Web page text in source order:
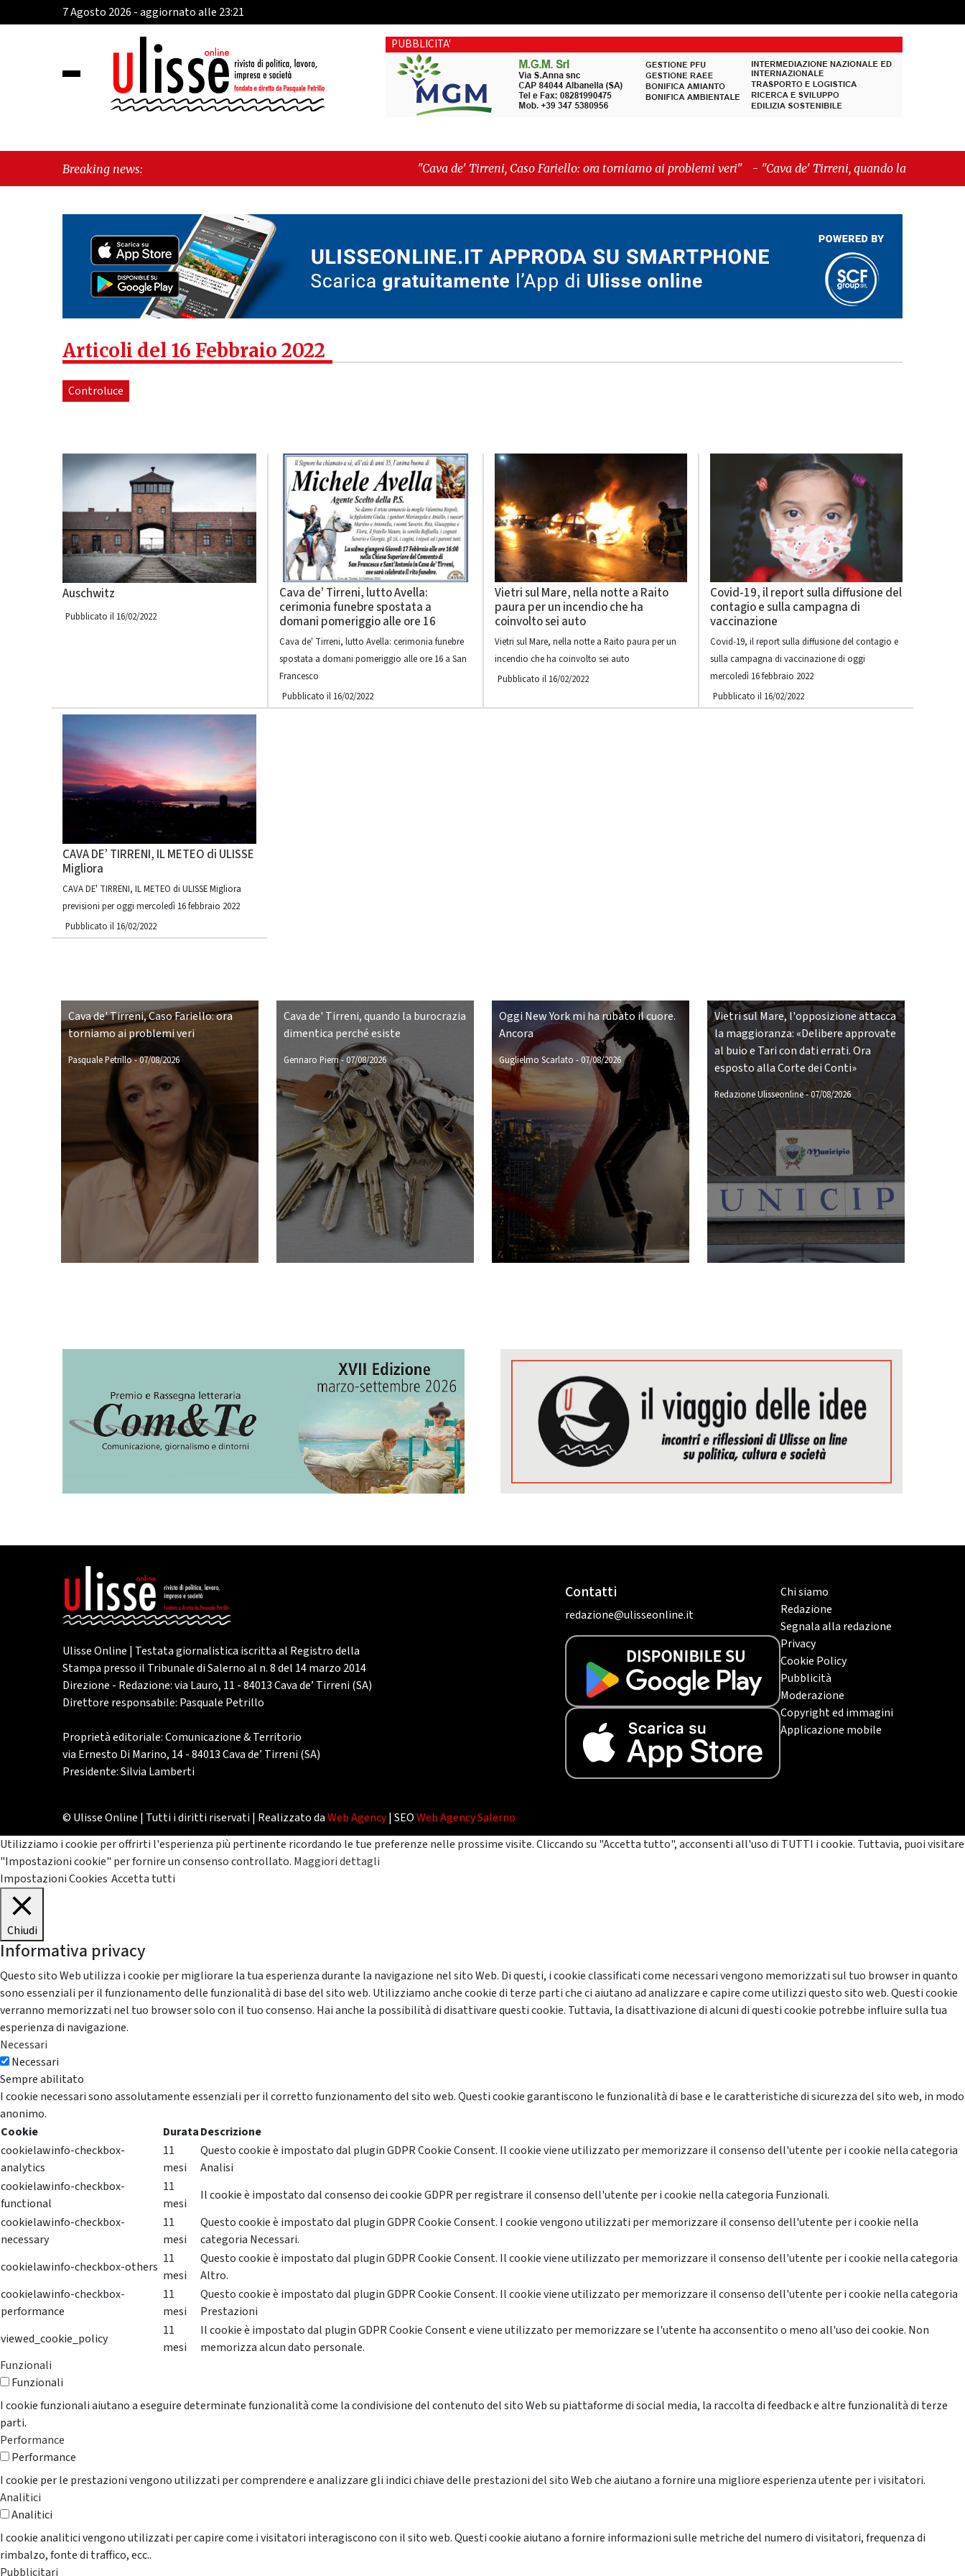
7 Agosto 2026 - aggiornato alle 23:21
PUBBLICITA'
Breaking news: "Cava de' Tirreni, Caso Fariello: ora torniamo ai problemi veri" -"Cava de' Tirreni, quando la burocrazia dimentica
perché esiste"
Articoli del 16 Febbraio 2022
Controluce
Auschwitz
Pubblicato il 16/02/2022
Cava de’ Tirreni, lutto Avella:
cerimonia funebre spostata a
domani pomeriggio alle ore 16
Cava de' Tirreni, lutto Avella: cerimonia funebre
spostata a domani pomeriggio alle ore 16 a San
Francesco
Pubblicato il 16/02/2022
Vietri sul Mare, nella notte a Raito
paura per un incendio che ha
coinvolto sei auto
Vietri sul Mare, nella notte a Raito paura per un
incendio che ha coinvolto sei auto
Pubblicato il 16/02/2022
Covid-19, il report sulla diffusione del
contagio e sulla campagna di
vaccinazione
Covid-19, il report sulla diffusione del contagio e
sulla campagna di vaccinazione di oggi
mercoledì 16 febbraio 2022
Pubblicato il 16/02/2022
CAVA DE’ TIRRENI, IL METEO di ULISSE
Migliora
CAVA DE' TIRRENI, IL METEO di ULISSE Migliora
previsioni per oggi mercoledì 16 febbraio 2022
Pubblicato il 16/02/2022
Cava de' Tirreni, Caso Fariello: ora
torniamo ai problemi veri
Pasquale Petrillo-07/08/2026
Cava de' Tirreni, quando la burocrazia
dimentica perché esiste
Gennaro Pierri- 07/08/2026
Oggi New York mi ha rubato il cuore.
Ancora
Guglielmo Scarlato -07/08/2026
Vietri sul Mare, l'opposizione attacca
la maggioranza: «Delibere approvate
al buio e Tari con dati errati. Ora
esposto alla Corte dei Conti»
Redazione Ulisseonline-07/08/2026
Ulisse Online | Testata giornalistica iscritta al Registro della
Stampa presso il Tribunale di Salerno al n. 8 del 14 marzo 2014
Direzione - Redazione: via Lauro, 11 - 84013 Cava de’ Tirreni (SA)
Direttore responsabile: Pasquale Petrillo
Proprietà editoriale: Comunicazione & Territorio
via Ernesto Di Marino, 14 - 84013 Cava de’ Tirreni (SA)
Presidente: Silvia Lamberti
Contatti
redazione@ulisseonline.it
Chi siamo
Redazione
Segnala alla redazione
Privacy
Cookie Policy
Pubblicità
Moderazione
Copyright ed immagini
Applicazione mobile
© Ulisse Online | Tutti i diritti riservati | Realizzato daWeb Agency| SEOWeb Agency Salerno
Utilizziamo i cookie per offrirti l'esperienza più pertinente ricordando le tue preferenze nelle prossime visite. Cliccando su "Accetta tutto", acconsenti all'uso di TUTTI i cookie. Tuttavia, puoi visitare
"Impostazioni cookie" per fornire un consenso controllato. Maggiori dettagli
Impostazioni Cookies Accetta tutti
Chiudi
Informativa privacy
Questo sito Web utilizza i cookie per migliorare la tua esperienza durante la navigazione nel sito Web. Di questi, i cookie classificati come necessari vengono memorizzati sul tuo browser in quanto
sono essenziali per il funzionamento delle funzionalità di base del sito web. Utilizziamo anche cookie di terze parti che ci aiutano ad analizzare e capire come utilizzi questo sito web. Questi cookie
verranno memorizzati nel tuo browser solo con il tuo consenso. Hai anche la possibilità di disattivare questi cookie. Tuttavia, la disattivazione di alcuni di questi cookie potrebbe influire sulla tua
esperienza di navigazione.
Necessari
Necessari
Sempre abilitato
I cookie necessari sono assolutamente essenziali per il corretto funzionamento del sito web. Questi cookie garantiscono le funzionalità di base e le caratteristiche di sicurezza del sito web, in modo
anonimo.
Cookie
DurataDescrizione
cookielawinfo-checkbox-
analytics
11
mesi
Questo cookie è impostato dal plugin GDPR Cookie Consent. Il cookie viene utilizzato per memorizzare il consenso dell'utente per i cookie nella categoria
Analisi
cookielawinfo-checkbox-
functional
11
mesi
Il cookie è impostato dal consenso dei cookie GDPR per registrare il consenso dell'utente per i cookie nella categoria Funzionali.
cookielawinfo-checkbox-
necessary
11
mesi
Questo cookie è impostato dal plugin GDPR Cookie Consent. I cookie vengono utilizzati per memorizzare il consenso dell'utente per i cookie nella
categoria Necessari.
cookielawinfo-checkbox-others
11
mesi
Questo cookie è impostato dal plugin GDPR Cookie Consent. Il cookie viene utilizzato per memorizzare il consenso dell'utente per i cookie nella categoria
Altro.
cookielawinfo-checkbox-
performance
11
mesi
Questo cookie è impostato dal plugin GDPR Cookie Consent. Il cookie viene utilizzato per memorizzare il consenso dell'utente per i cookie nella categoria
Prestazioni
viewed_cookie_policy
11
mesi
Il cookie è impostato dal plugin GDPR Cookie Consent e viene utilizzato per memorizzare se l'utente ha acconsentito o meno all'uso dei cookie. Non
memorizza alcun dato personale.
Funzionali
Funzionali
I cookie funzionali aiutano a eseguire determinate funzionalità come la condivisione del contenuto del sito Web su piattaforme di social media, la raccolta di feedback e altre funzionalità di terze
parti.
Performance
Performance
I cookie per le prestazioni vengono utilizzati per comprendere e analizzare gli indici chiave delle prestazioni del sito Web che aiutano a fornire una migliore esperienza utente per i visitatori.
Analitici
Analitici
I cookie analitici vengono utilizzati per capire come i visitatori interagiscono con il sito web. Questi cookie aiutano a fornire informazioni sulle metriche del numero di visitatori, frequenza di
rimbalzo, fonte di traffico, ecc..
Pubblicitari